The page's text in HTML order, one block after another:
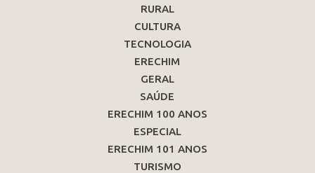
RURAL
CULTURA
TECNOLOGIA
ERECHIM
GERAL
SAÚDE
ERECHIM 100 ANOS
ESPECIAL
ERECHIM 101 ANOS
TURISMO